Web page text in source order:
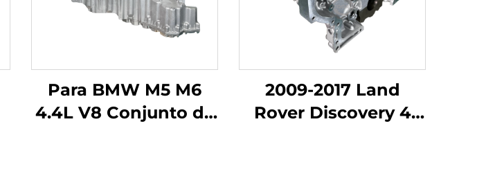
Para BMW M5 M6
4.4L V8 Conjunto de
2009-2017 Land
Rover Discovery 4